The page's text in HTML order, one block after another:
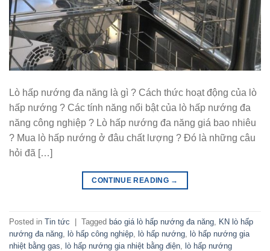
Lò hấp nướng đa năng là gì ? Cách thức hoạt động của lò
hấp nướng ? Các tính năng nổi bật của lò hấp nướng đa
năng công nghiệp ? Lò hấp nướng đa năng giá bao nhiêu
? Mua lò hấp nướng ở đâu chất lượng ? Đó là những câu
hỏi đã […]
CONTINUE READING →
Posted in Tin tức | Tagged báo giá lò hấp nướng đa năng KN lò hấp
nướng đa năng lò hấp công nghiệp lò hấp nướng lò hấp nướng gia
nhiệt bằng gas lò hấp nướng gia nhiệt bằng điện lò hấp nướng